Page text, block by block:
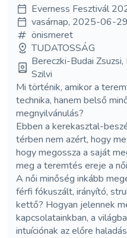
Everness Fesztivál
vasárnap, 2025-06-
önismeret
TUDATOSSÁG
Bereczki-Budai Zsuzsi,
Szilvi
Mi történik, amikor a
technika, hanem belső
megnyilvánulás?
Ebben a kerekasztal-
térben nem azért, hogy
hogy megossza a saját
meg a teremtés ereje a
A női minőség inkább
férfi fókuszált, irányító,
kettő? Hogyan jelennek
kapcsolatainkban, a
intuíciónak az előre